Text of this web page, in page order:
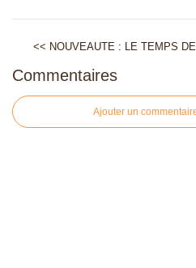
<< NOUVEAUTE : LE TEMPS
Commentaires
Ajouter un